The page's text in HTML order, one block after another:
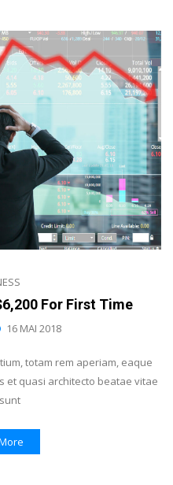
For First Time
16 MAI 2018
totam rem aperiam, eaque
et quasi architecto beatae vitae